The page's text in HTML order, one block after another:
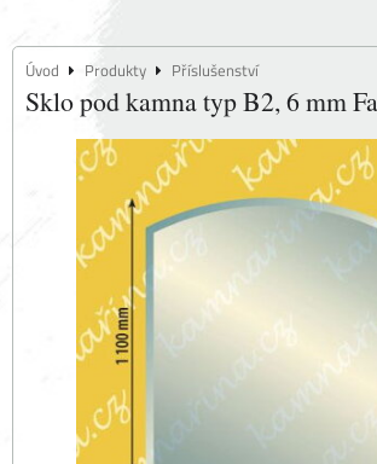
Úvod Produkty Příslušenství
Sklo pod kamna typ B2, 6 mm